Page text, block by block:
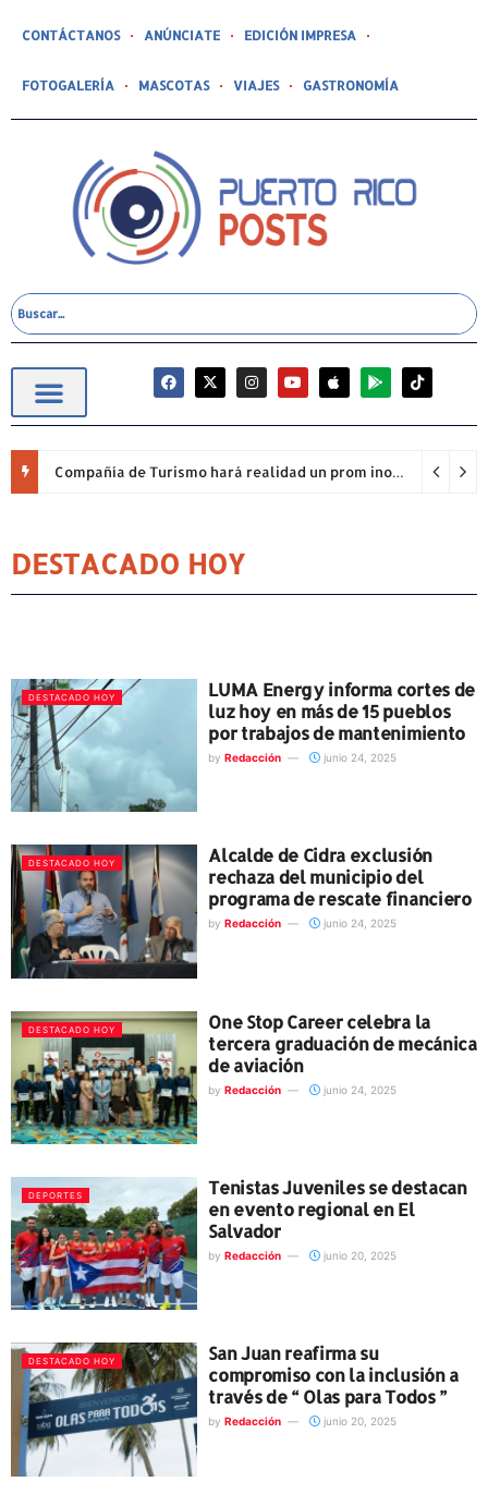
CONTÁCTANOS ANÚNCIATE EDICIÓN IMPRESA
FOTOGALERÍA MASCOTAS VIAJES GASTRONOMÍA
Compañía de Turismo hará realidad un prom inolvidable junto a Jowell para estudiantes de la Escuela Gabriela Mistral
DESTACADO HOY
DESTACADO HOY
LUMA Energy informa cortes de
luz hoy en más de 15 pueblos
por trabajos de mantenimiento
by Redacción junio 24, 2025
DESTACADO HOY
Alcalde de Cidra exclusión
rechaza del municipio del
programa de rescate financiero
by Redacción junio 24, 2025
DESTACADO HOY
One Stop Career celebra la
tercera graduación de mecánica
de aviación
by Redacción junio 24, 2025
DEPORTES
Tenistas Juveniles se destacan
en evento regional en El
Salvador
by Redacción junio 20, 2025
DESTACADO HOY
San Juan reafirma su
compromiso con la inclusión a
través de “ Olas para Todos ”
by Redacción junio 20, 2025